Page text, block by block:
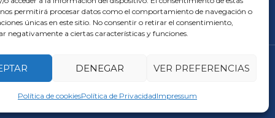
permitirá procesar datos como el comportamiento de navegación o
únicas en este sitio. No consentir o retirar el consentimiento,
negativamente a ciertas características y funciones.
DENEGAR VER PREFERENCIAS
Política de cookiesPolítica de PrivacidadImpressum